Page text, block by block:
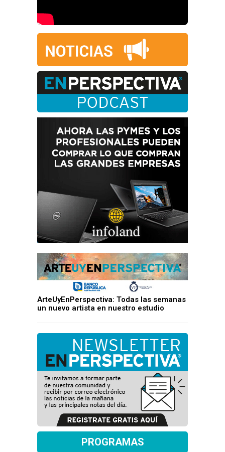
ArteUyEnPerspectiva: Todas las semanas
un nuevo artista en nuestro estudio
PROGRAMAS